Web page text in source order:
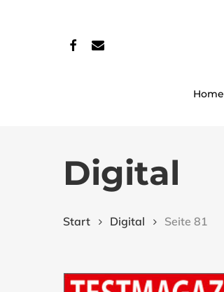
facebook
email
Home
Digital
Start Digital Seite 81